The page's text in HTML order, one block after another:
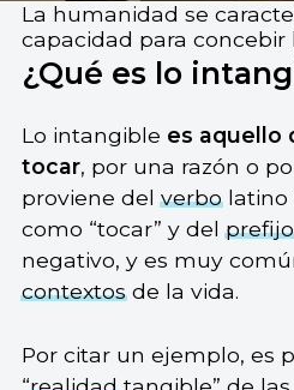
La humanidad se
capacidad para concebir
¿Qué es lo
Lo intangible es aquello
tocar, por una razón o
proviene delverbolatino
como “tocar” y delprefijo
negativo, y es muy
contextosde la vida.
Por citar un ejemplo, es